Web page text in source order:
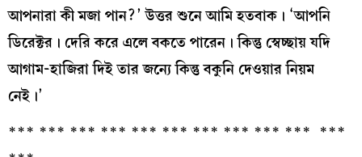
আপনারা কী মজা পান?’ উত্তর শুনে আমি হতবাক। ‘আপনি
ডিরেক্টর। দেরি করে এলে বকতে পারেন। কিন্তু স্বেচ্ছায় যদি
আগাম-হাজিরা দিই তার জন্যে কিন্তু বকুনি দেওয়ার নিয়ম
নেই।’
*** *** *** *** *** *** *** *** *** *** ***